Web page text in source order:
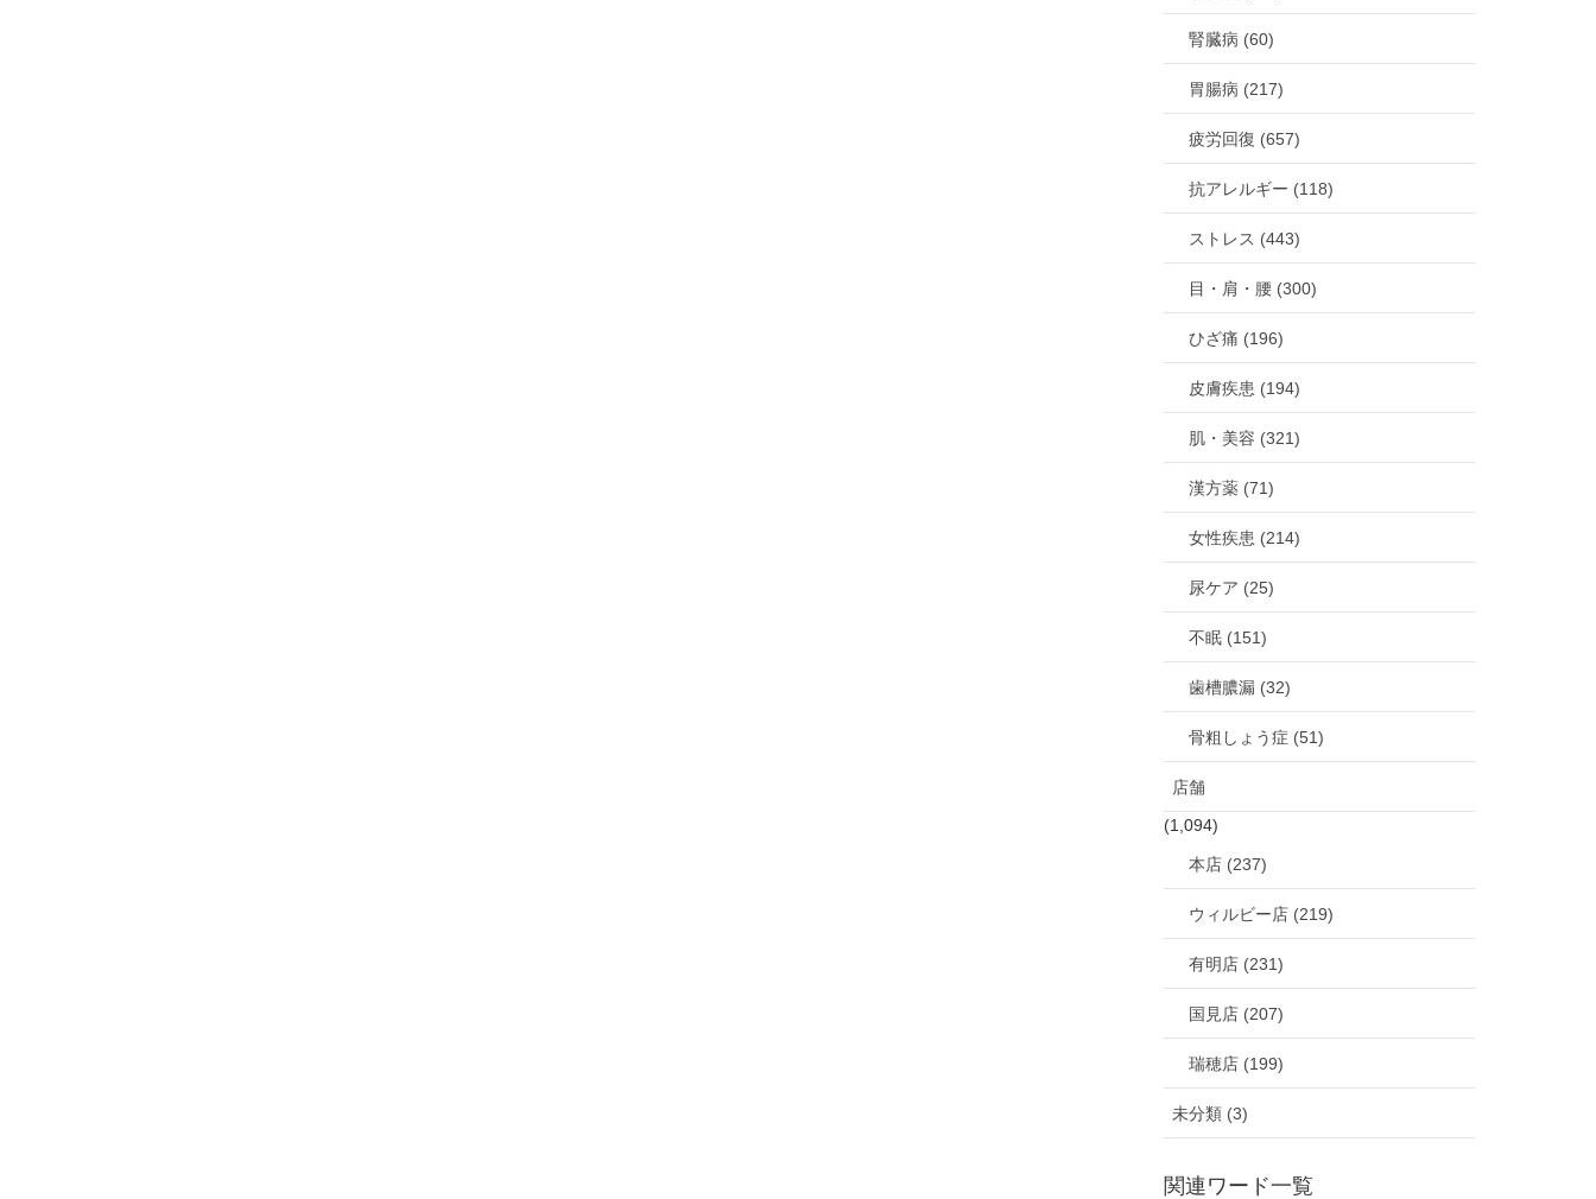
腎臓病 (60)
胃腸病 (217)
疲労回復 (657)
抗アレルギー (118)
ストレス (443)
目・肩・腰 (300)
ひざ痛 (196)
皮膚疾患 (194)
肌・美容 (321)
漢方薬 (71)
女性疾患 (214)
尿ケア (25)
不眠 (151)
歯槽膿漏 (32)
骨粗しょう症 (51)
店舗
(1,094)
本店 (237)
ウィルビー店 (219)
有明店 (231)
国見店 (207)
瑞穂店 (199)
未分類 (3)
関連ワード一覧